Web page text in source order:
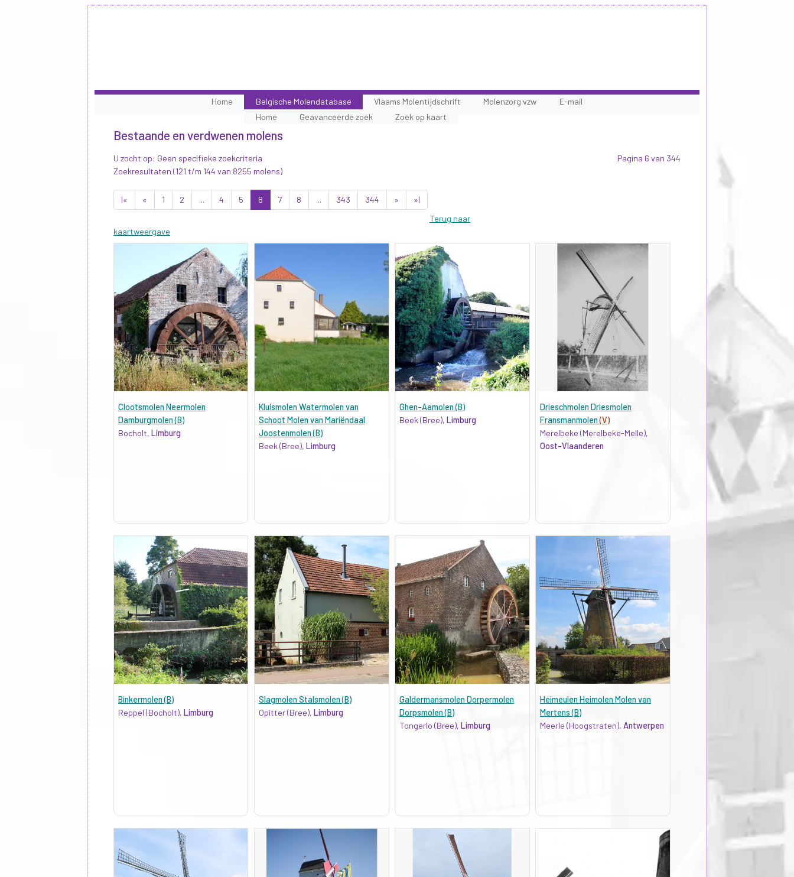
Home
Belgische Molendatabase
Home
Geavanceerde zoek Zoek op kaart
Vlaams Molentijdschrift Molenzorg vzw E-mail
Bestaande en verdwenen molens
U zocht op: Geen specifieke zoekcriteria
Zoekresultaten (121 t/m 144 van 8255 molens)
|« « 1 2 ... 4 5 6 7 8 ... 343 344 »
»|
Terug naar
kaartweergave
Pagina 6 van 344
Clootsmolen Neermolen
Damburgmolen (B)
Bocholt, Limburg
Kluismolen Watermolen van
Schoot Molen van Mariëndaal
Joostenmolen (B)
Beek (Bree), Limburg
Ghen-Aamolen (B)
Beek (Bree), Limburg
Drieschmolen Driesmolen
Fransmanmolen(V)
Merelbeke (Merelbeke-Melle),
Oost-Vlaanderen
Binkermolen (B)
Reppel (Bocholt), Limburg
Slagmolen Stalsmolen (B)
Opitter (Bree), Limburg
Galdermansmolen Dorpermolen
Dorpsmolen (B)
Tongerlo (Bree), Limburg
Heimeulen Heimolen Molen van
Mertens (B)
Meerle (Hoogstraten), Antwerpen